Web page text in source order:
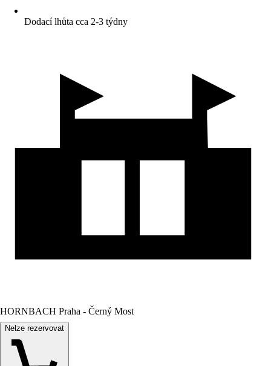
Dodací lhůta cca 2-3 týdny
HORNBACH Praha - Černý Most
Nelze rezervovat